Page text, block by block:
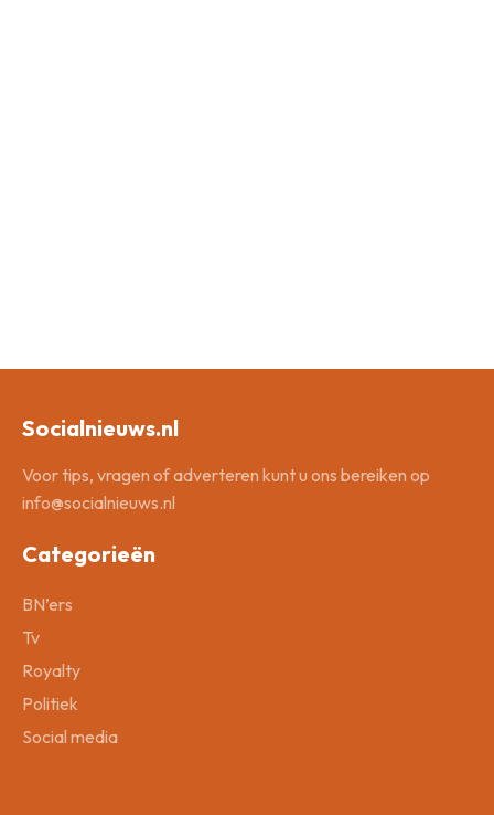
Socialnieuws.nl
Voor tips, vragen of adverteren kunt u ons bereiken op
info@socialnieuws.nl
Categorieën
BN’ers
Tv
Royalty
Politiek
Social media